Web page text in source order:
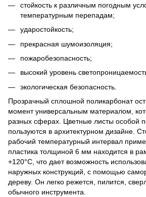
стойкость к различным погодным
температурным перепадам;
ударостойкость;
прекрасная шумоизоляция;
пожаробезопасность;
высокий уровень
экологическая безопасность.
Прозрачный сплошной поликарбонат
момент универсальным материалом,
разных сферах. Цветные листы особой
пользуются в архитектурном дизайне.
рабочий температурный интервал
пластика толщиной 6 мм находится в
+120°С, что дает возможность
наружных конструкций, с помощью
дереву. Он легко режется, пилится,
обычного инструмента.